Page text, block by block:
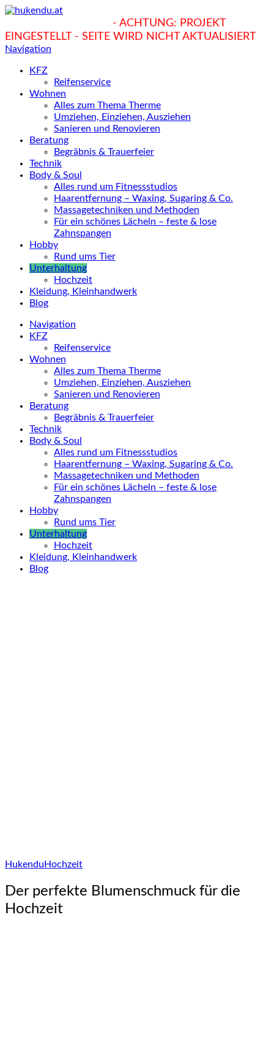
- ACHTUNG: PROJEKT
EINGESTELLT - SEITE WIRD NICHT AKTUALISIERT
Navigation
KFZ
Reifenservice
Wohnen
Alles zum Thema Therme
Umziehen, Einziehen, Ausziehen
Sanieren und Renovieren
Beratung
Begräbnis & Trauerfeier
Technik
Body & Soul
Alles rund um Fitnessstudios
Haarentfernung – Waxing, Sugaring & Co.
Massagetechniken und Methoden
Für ein schönes Lächeln – feste & lose
Zahnspangen
Hobby
Rund ums Tier
Unterhaltung
Hochzeit
Kleidung, Kleinhandwerk
Blog
Navigation
KFZ
Reifenservice
Wohnen
Alles zum Thema Therme
Umziehen, Einziehen, Ausziehen
Sanieren und Renovieren
Beratung
Begräbnis & Trauerfeier
Technik
Body & Soul
Alles rund um Fitnessstudios
Haarentfernung – Waxing, Sugaring & Co.
Massagetechniken und Methoden
Für ein schönes Lächeln – feste & lose
Zahnspangen
Hobby
Rund ums Tier
Unterhaltung
Hochzeit
Kleidung, Kleinhandwerk
Blog
Hukendu Hochzeit
Der perfekte Blumenschmuck für die
Hochzeit